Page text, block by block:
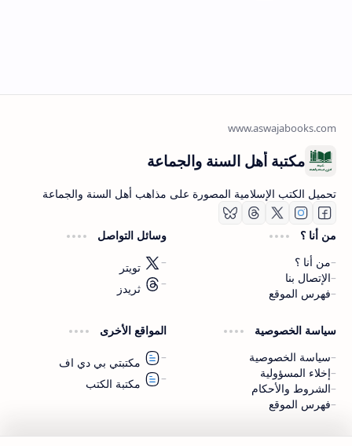
اشترك الآن
اشترك في قناتنا على تليجرام
مكتبة أهل السنة والجماعة
تحميل الكتب الإسلامية المصورة على مذاهب أهل السنة والجماعة
من أنا ؟
من أنا ؟
الإتصال بنا
فهرس الموقع
وسائل التواصل
تويتر
ثريدز
سياسة الخصوصية
سياسة الخصوصية
إخلاء المسؤولية
الشروط والأحكام
فهرس الموقع
المواقع الأخرى
مكتبتي بي دي اف
مكتبة الكتب